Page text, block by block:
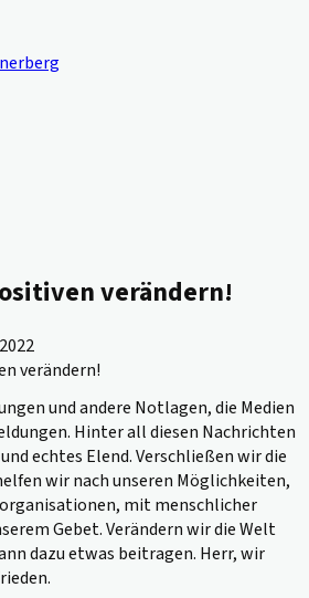
verändern!
und andere Notlagen, die Medien
Hinter all diesen Nachrichten
echtes Elend. Verschließen wir die
wir nach unseren Möglichkeiten,
mit menschlicher
Gebet. Verändern wir die Welt
dazu etwas beitragen. Herr, wir